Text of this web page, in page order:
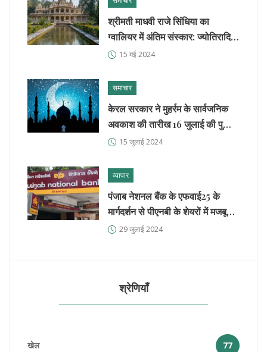
श्रीमती माधवी राजे सिंधिया का
ग्वालियर में अंतिम संस्कार: ज्योतिरादित्य
सिंधिया की माता को अंतिम विदाई
15 मई 2024
समाचार
केरल सरकार ने मुहर्रम के सार्वजनिक
अवकाश की तारीख 16 जुलाई की पुष्टि
की 15 जुलाई 2024
व्यापार
पंजाब नेशनल बैंक के एफवाई25 के
मार्गदर्शन से पीएनबी के शेयरों में मजबूती,
बढ़े स्टॉक प्राइस लक्ष्य
29 जुलाई 2024
श्रेणियाँ
खेल 77